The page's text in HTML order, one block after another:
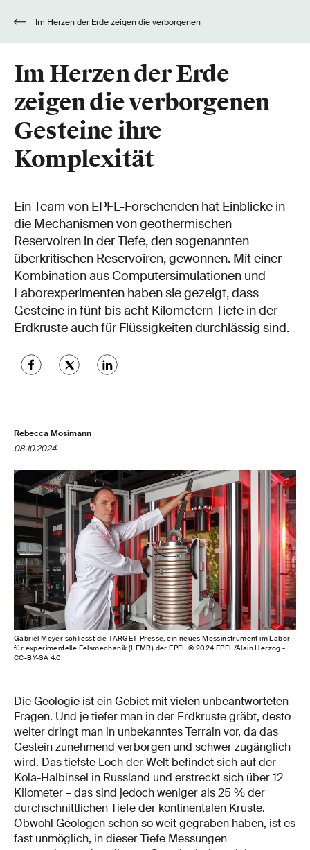
Im Herzen der Erde
zeigen die verborgenen
Gesteine ihre
Komplexität
Ein Team von EPFL-Forschenden hat Einblicke in
die Mechanismen von geothermischen
Reservoiren in der Tiefe, den sogenannten
überkritischen Reservoiren, gewonnen. Mit einer
Kombination aus Computersimulationen und
Laborexperimenten haben sie gezeigt, dass
Gesteine in fünf bis acht Kilometern Tiefe in der
Erdkruste auch für Flüssigkeiten durchlässig sind.
Rebecca Mosimann
08.10.2024
Gabriel Meyer schliesst die TARGET-Presse, ein neues Messinstrument im Labor
für experimentelle Felsmechanik (LEMR) der EPFL.© 2024 EPFL/Alain Herzog -
CC-BY-SA 4.0
Die Geologie ist ein Gebiet mit vielen unbeantworteten
Fragen. Und je tiefer man in der Erdkruste gräbt, desto
weiter dringt man in unbekanntes Terrain vor, da das
Gestein zunehmend verborgen und schwer zugänglich
wird. Das tiefste Loch der Welt befindet sich auf der
Kola-Halbinsel in Russland und erstreckt sich über 12
Kilometer – das sind jedoch weniger als 25 % der
durchschnittlichen Tiefe der kontinentalen Kruste.
Obwohl Geologen schon so weit gegraben haben, ist es
fast unmöglich, in dieser Tiefe Messungen